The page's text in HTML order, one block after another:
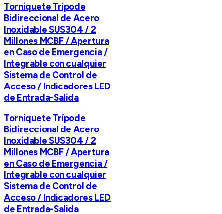
Torniquete Trípode
Bidireccional de Acero
Inoxidable SUS304 / 2
Millones MCBF / Apertura
en Caso de Emergencia /
Integrable con cualquier
Sistema de Control de
Acceso / Indicadores LED
de Entrada-Salida
Torniquete Trípode
Bidireccional de Acero
Inoxidable SUS304 / 2
Millones MCBF / Apertura
en Caso de Emergencia /
Integrable con cualquier
Sistema de Control de
Acceso / Indicadores LED
de Entrada-Salida